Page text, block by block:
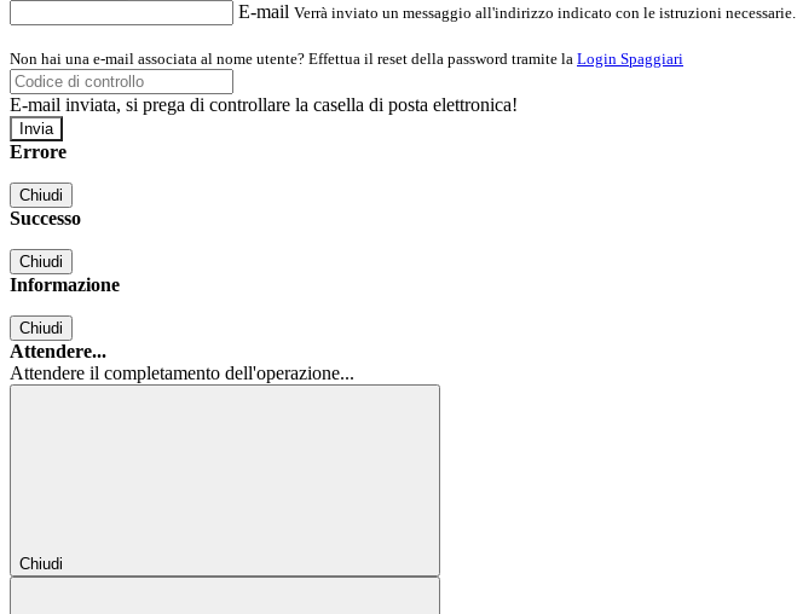
E-mail Verrà inviato un messaggio all'indirizzo indicato con le istruzioni necessarie.
Non hai una e-mail associata al nome utente? Effettua il reset della password tramite la Login Spaggiari
E-mail inviata, si prega di controllare la casella di posta elettronica!
Errore
Chiudi
Successo
Chiudi
Informazione
Chiudi
Attendere...
Attendere il completamento dell'operazione...
Chiudi